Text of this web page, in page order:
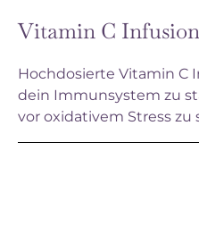
Vitamin C Infusion
Hochdosierte Vitamin C
dein Immunsystem zu
vor oxidativem Stress zu